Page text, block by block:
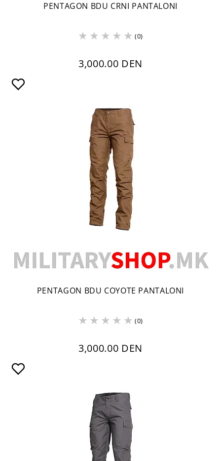
PENTAGON BDU CRNI PANTALONI
(0)
3,000.00 DEN
PENTAGON BDU COYOTE PANTALONI
(0)
3,000.00 DEN